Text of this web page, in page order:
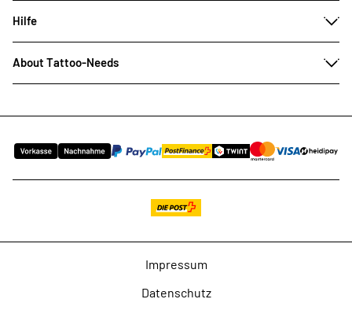
Hilfe
About Tattoo-Needs
Impressum
Datenschutz